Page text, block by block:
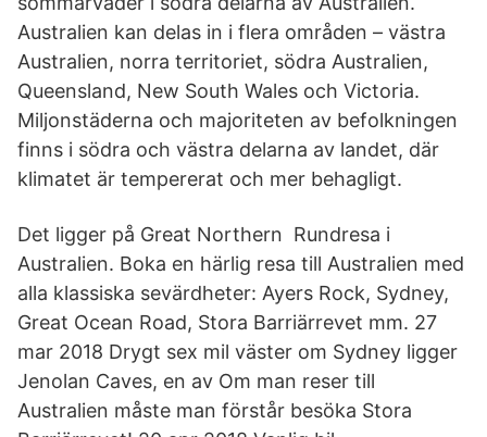
Australien kan delas in i flera områden – västra
Australien, norra territoriet, södra Australien,
Queensland, New South Wales och Victoria.
Miljonstäderna och majoriteten av befolkningen
finns i södra och västra delarna av landet, där
klimatet är tempererat och mer behagligt.
Det ligger på Great Northern Rundresa i
Australien. Boka en härlig resa till Australien med
alla klassiska sevärdheter: Ayers Rock, Sydney,
Great Ocean Road, Stora Barriärrevet mm. 27
mar 2018 Drygt sex mil väster om Sydney ligger
Jenolan Caves, en av Om man reser till
Australien måste man förstår besöka Stora